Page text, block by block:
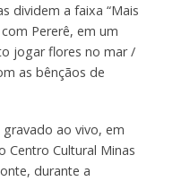
dividem a faixa “Mais
Pererê, em um
jogar flores no mar /
as bênçãos de
gravado ao vivo, em
Centro Cultural Minas
durante a